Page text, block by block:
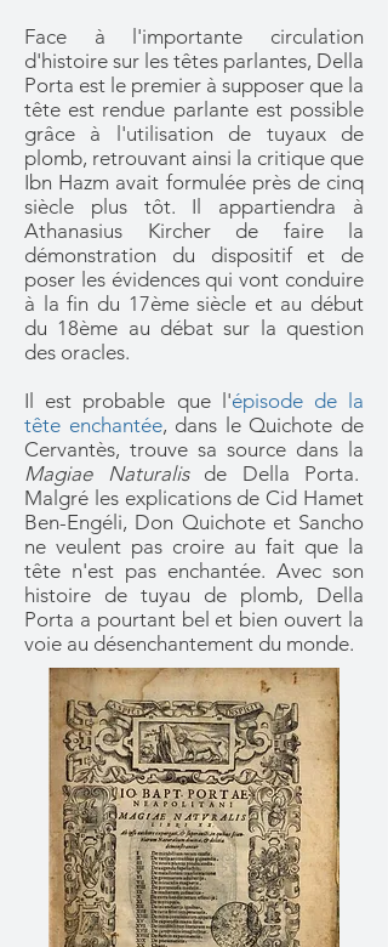
Face à l'importante circulation
d'histoire sur les têtes parlantes, Della
Porta est le premier à supposer que la
tête est rendue parlante est possible
grâce à l'utilisation de tuyaux de
plomb, retrouvant ainsi la critique que
Ibn Hazm avait formulée près de cinq
siècle plus tôt. Il appartiendra à
Athanasius Kircherde faire la
démonstration du dispositif et de
poser les évidences qui vont conduire
à la fin du 17ème siècle et au début
du 18ème au débat sur la question
des oracles.
Il est probable que l'épisode de la
tête enchantée, dans le Quichote de
Cervantès, trouve sa source dans la
Magiae Naturalisde Della Porta.
Malgré les explications de Cid Hamet
Ben-Engéli, Don Quichote et Sancho
ne veulent pas croire au fait que la
tête n'est pas enchantée. Avec son
histoire de tuyau de plomb, Della
Porta a pourtant bel et bien ouvert la
voie au désenchantement du monde.